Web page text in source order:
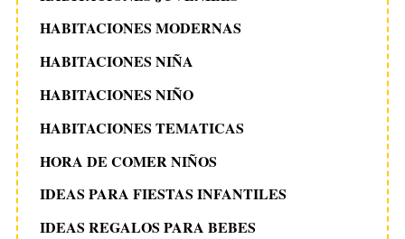
HABITACIONES MODERNAS
HABITACIONES NIÑA
HABITACIONES NIÑO
HABITACIONES TEMATICAS
HORA DE COMER NIÑOS
IDEAS PARA FIESTAS INFANTILES
IDEAS REGALOS PARA BEBES